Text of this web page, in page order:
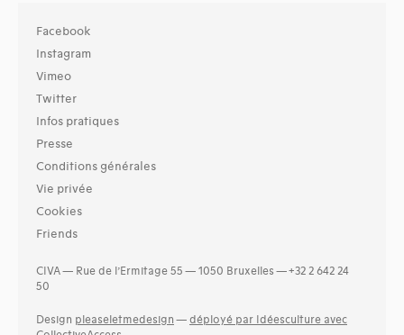
Facebook
Instagram
Vimeo
Twitter
Infos pratiques
Presse
Conditions générales
Vie privée
Cookies
Friends
CIVA — Rue de l’Ermitage 55 — 1050 Bruxelles — +32 2 642 24
50
Design pleaseletmedesign — déployé par Idéesculture avec